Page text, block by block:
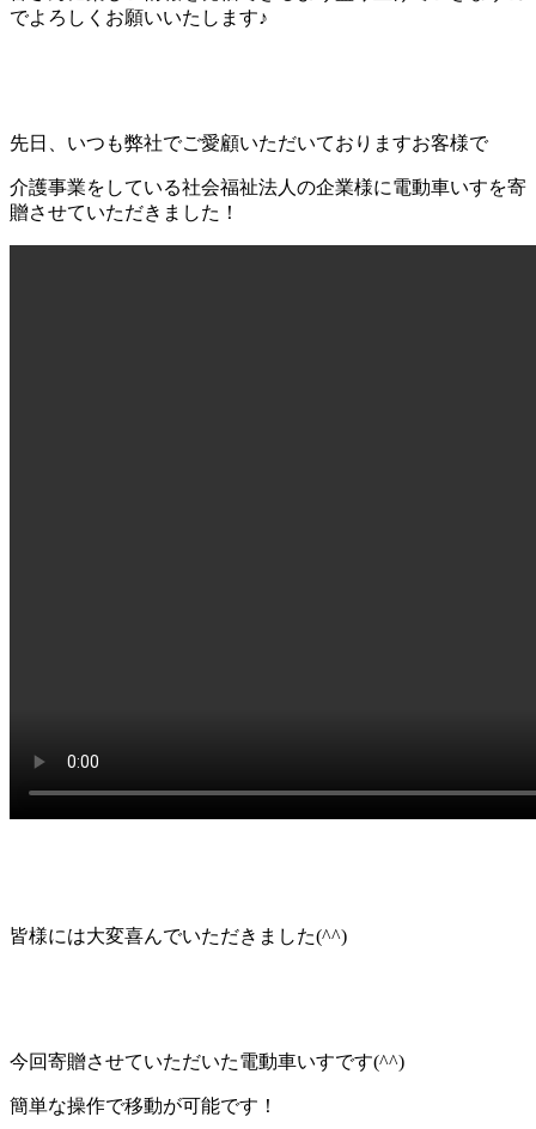
でよろしくお願いいたします♪
先日、いつも弊社でご愛顧いただいておりますお客様で
介護事業をしている社会福祉法人の企業様に電動車いすを寄
贈させていただきました！
皆様には大変喜んでいただきました(^^)
今回寄贈させていただいた電動車いすです(^^)
簡単な操作で移動が可能です！